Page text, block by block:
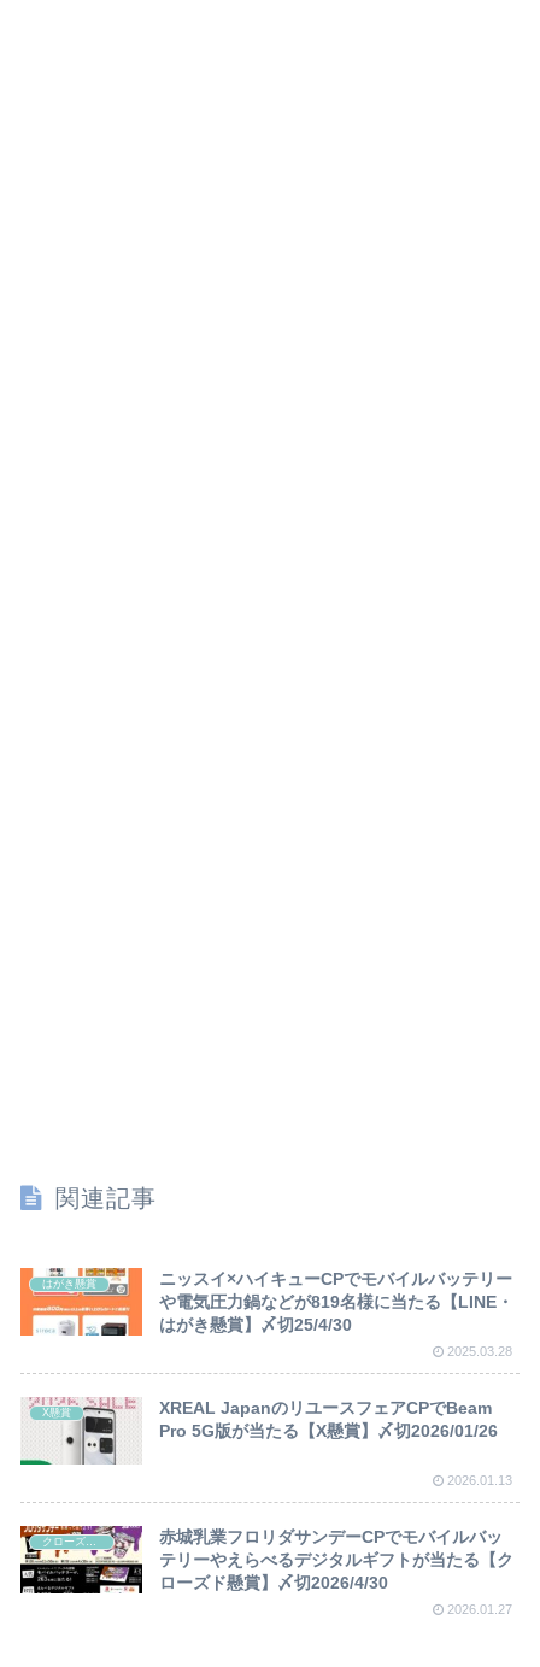
関連記事
はがき懸賞
ニッスイ×ハイキューCPでモバイルバッテリー
や電気圧力鍋などが819名様に当たる【LINE・
はがき懸賞】〆切25/4/30
2025.03.28
X懸賞
XREAL JapanのリユースフェアCPでBeam
Pro 5G版が当たる【X懸賞】〆切2026/01/26
2026.01.13
赤城乳業フロリダサンデーCPでモバイルバッ
テリーやえらべるデジタルギフトが当たる【ク
ローズド懸賞】〆切2026/4/30
2026.01.27